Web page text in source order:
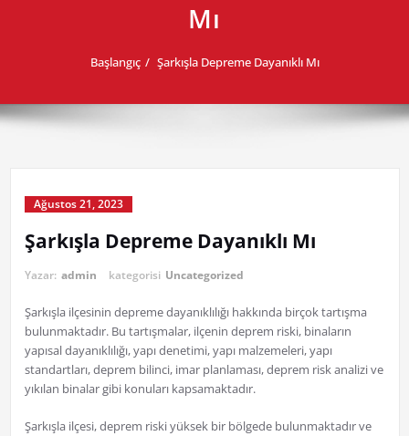
Mı
Başlangıç Şarkışla Depreme Dayanıklı Mı
Ağustos 21, 2023
Şarkışla Depreme Dayanıklı Mı
Yazar: admin kategorisi Uncategorized
Şarkışla ilçesinin depreme dayanıklılığı hakkında birçok tartışma
bulunmaktadır. Bu tartışmalar, ilçenin deprem riski, binaların
yapısal dayanıklılığı, yapı denetimi, yapı malzemeleri, yapı
standartları, deprem bilinci, imar planlaması, deprem risk analizi ve
yıkılan binalar gibi konuları kapsamaktadır.
Şarkışla ilçesi, deprem riski yüksek bir bölgede bulunmaktadır ve